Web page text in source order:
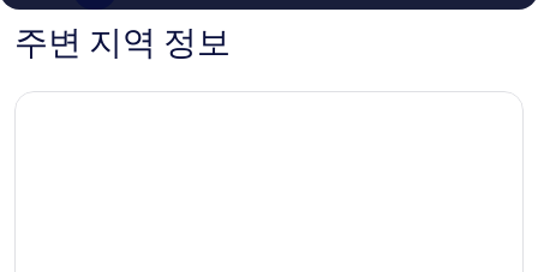
주변 지역 정보